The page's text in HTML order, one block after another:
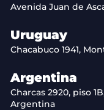
Avenida Juan de
Uruguay
Chacabuco 1941,
Argentina
Charcas 2920, piso
Argentina